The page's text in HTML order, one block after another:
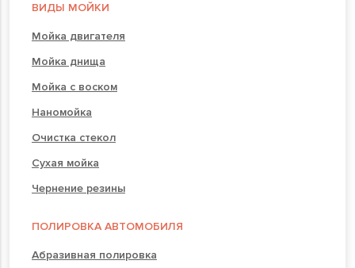
ВИДЫ МОЙКИ
Мойка двигателя
Мойка днища
Мойка с воском
Наномойка
Очистка стекол
Сухая мойка
Чернение резины
ПОЛИРОВКА АВТОМОБИЛЯ
Абразивная полировка